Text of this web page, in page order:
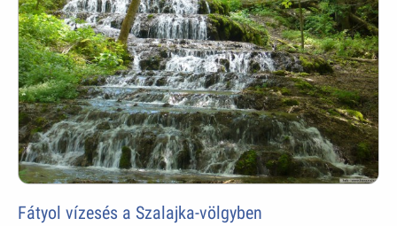
Fátyol vízesés a Szalajka-völgyben